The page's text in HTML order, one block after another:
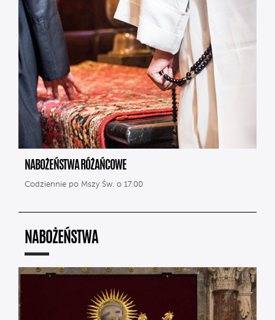
NABOŻEŃSTWA RÓŻAŃCOWE
Codziennie po Mszy Św. o 17.00
NABOŻEŃSTWA